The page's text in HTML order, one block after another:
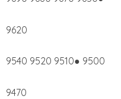
9620
9540 9520 9510● 9500
9470